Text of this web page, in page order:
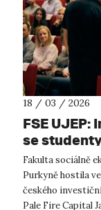
18 / 03 / 2026
FSE
se
Capital
světa
Fakulta sociálně
Purkyně hostila
českého
Pale Fire Capital